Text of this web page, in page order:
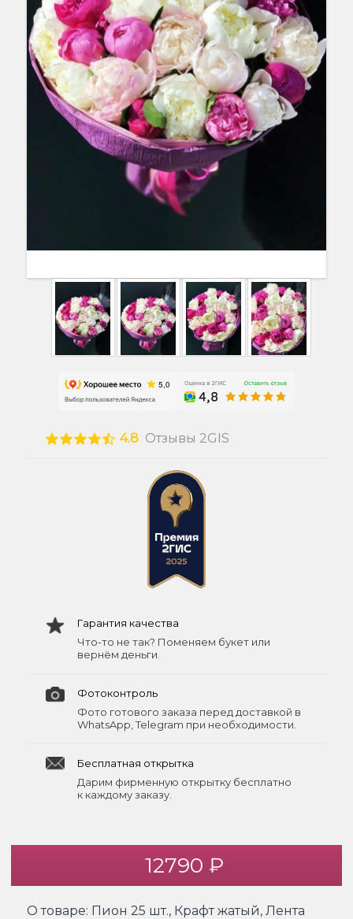
4.8 Отзывы 2GIS
Гарантия качества
Что-то не так? Поменяем букет или
вернём деньги.
Фотоконтроль
Фото готового заказа перед доставкой в
WhatsApp, Telegram при необходимости.
Бесплатная открытка
Дарим фирменную открытку бесплатно
к каждому заказу.
12790 ₽
О товаре: Пион 25 шт., Крафт жатый, Лента